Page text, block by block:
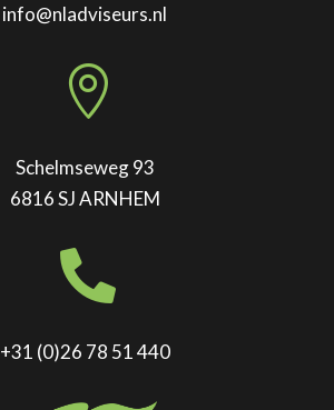
info@nladviseurs.nl

Schelmseweg 93
6816 SJ ARNHEM

+31 (0)26 78 51 440